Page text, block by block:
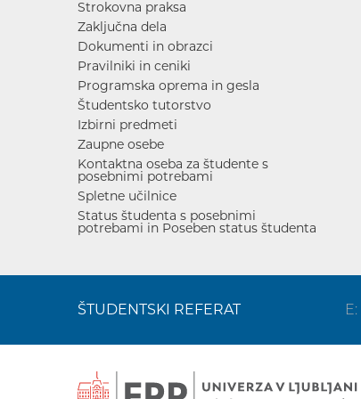
Strokovna praksa
Zaključna dela
Dokumenti in obrazci
Pravilniki in ceniki
Programska oprema in gesla
Študentsko tutorstvo
Izbirni predmeti
Zaupne osebe
Kontaktna oseba za študente s
posebnimi potrebami
Spletne učilnice
Status študenta s posebnimi
potrebami in Poseben status študenta
ŠTUDENTSKI REFERAT E: